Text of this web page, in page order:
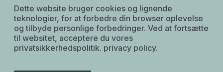
COLOURING
HIGHLIGHTERS
LEARN TO WRITE
WRITING
DIVERSE
TOUCH
6 stk.
Dette website bruger cookies og lignende
teknologier, for at forbedre din browser oplevelse
og tilbyde personlige forbedringer. Ved at fortsætte
til websitet, acceptere du vores
privatsikkerhedspolitik. privacy policy.